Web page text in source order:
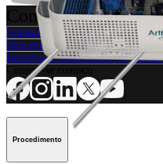
Como podemos
Contacte um representante
Veja eventos, laboratórios e
Inscreva-se para receber: O que
Conecte-se conosco
Procedimento